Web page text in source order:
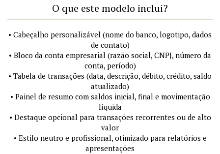
O que este modelo inclui?
• Cabeçalho personalizável (nome do banco, logotipo, dados
de contato)
• Bloco da conta empresarial (razão social, CNPJ, número da
conta, período)
• Tabela de transações (data, descrição, débito, crédito, saldo
atualizado)
• Painel de resumo com saldos inicial, final e movimentação
líquida
• Destaque opcional para transações recorrentes ou de alto
valor
• Estilo neutro e profissional, otimizado para relatórios e
apresentações